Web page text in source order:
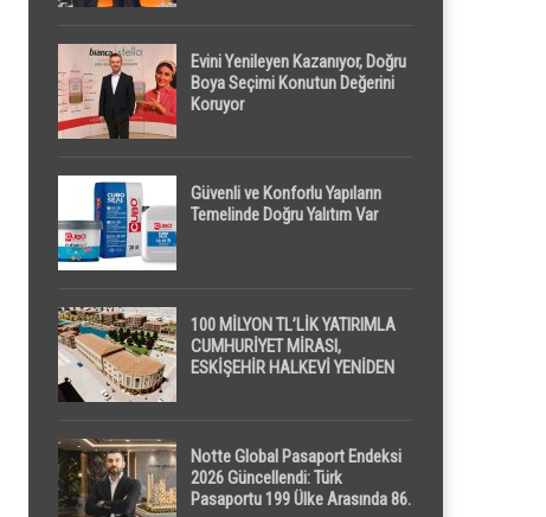
Evini Yenileyen Kazanıyor, Doğru
Boya Seçimi Konutun Değerini
Koruyor
Güvenli ve Konforlu Yapıların
Temelinde Doğru Yalıtım Var
100 MİLYON TL’LİK YATIRIMLA
CUMHURİYET MİRASI,
ESKİŞEHİR HALKEVİ YENİDEN
Notte Global Pasaport Endeksi
2026 Güncellendi: Türk
Pasaportu 199 Ülke Arasında 86.